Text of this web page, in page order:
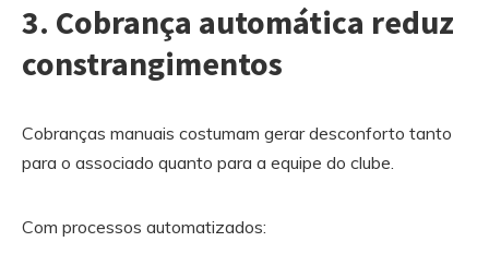
3. Cobrança automática reduz
constrangimentos
Cobranças manuais costumam gerar desconforto tanto
para o associado quanto para a equipe do clube.
Com processos automatizados: